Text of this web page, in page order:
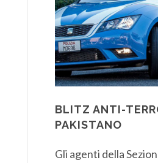
BLITZ ANTI-
PAKISTANO
Gli agenti della